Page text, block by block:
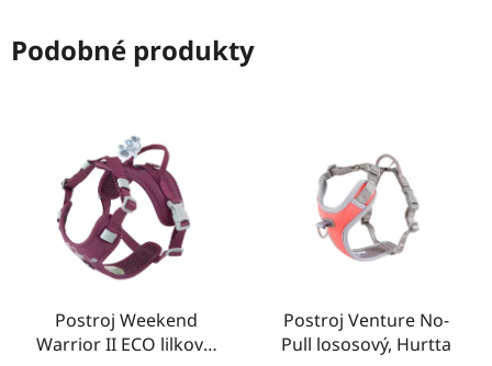
Podobné produkty
Postroj Weekend
Warrior II ECO lilkový,
Postroj Venture No-
Pull lososový, Hurtta